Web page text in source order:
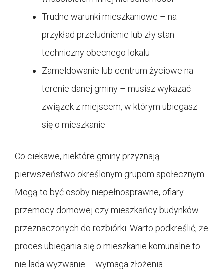
Trudne warunki mieszkaniowe – na
przykład przeludnienie lub zły stan
techniczny obecnego lokalu
Zameldowanie lub centrum życiowe na
terenie danej gminy – musisz wykazać
związek z miejscem, w którym ubiegasz
się o mieszkanie
Co ciekawe, niektóre gminy przyznają
pierwszeństwo określonym grupom społecznym.
Mogą to być osoby niepełnosprawne, ofiary
przemocy domowej czy mieszkańcy budynków
przeznaczonych do rozbiórki. Warto podkreślić, że
proces ubiegania się o mieszkanie komunalne to
nie lada wyzwanie – wymaga złożenia